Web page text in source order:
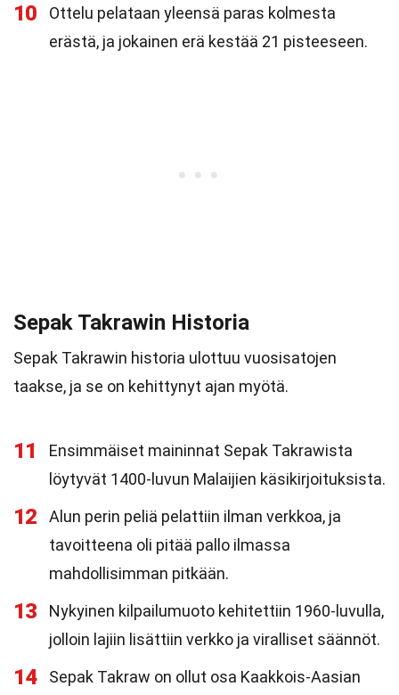
10
Ottelu pelataan yleensä paras kolmesta
erästä, ja jokainen erä kestää 21 pisteeseen.
Sepak Takrawin Historia
Sepak Takrawin historia ulottuu vuosisatojen
taakse, ja se on kehittynyt ajan myötä.
11
Ensimmäiset maininnat Sepak Takrawista
löytyvät 1400-luvun Malaijien käsikirjoituksista.
12
Alun perin peliä pelattiin ilman verkkoa, ja
tavoitteena oli pitää pallo ilmassa
mahdollisimman pitkään.
13
Nykyinen kilpailumuoto kehitettiin 1960-luvulla,
jolloin lajiin lisättiin verkko ja viralliset säännöt.
14
Sepak Takraw on ollut osa Kaakkois-Aasian